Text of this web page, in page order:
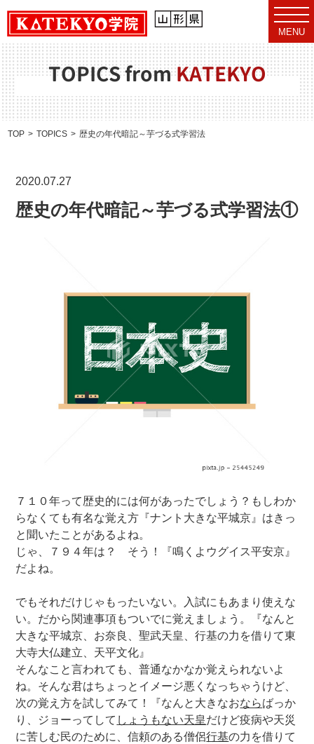
t
o
g
g
l
e
n
v
i
g
MENU
TOPICS fromKATEKYO
TOP TOPICS 歴史の年代暗記～芋づる式学習法①
2020.07.27
歴史の年代暗記～芋づる式学習法①
７１０年って歴史的には何があったでしょう？もしわか
らなくても有名な覚え方『ナント大きな平城京』はきっ
と聞いたことがあるよね。
じゃ、７９４年は？ そう！『鳴くよウグイス平安京』
だよね。
でもそれだけじゃもったいない。入試にもあまり使えな
い。だから関連事項もついでに覚えましょう。『なんと
大きな平城京、お奈良、聖武天皇、行基の力を借りて東
大寺大仏建立、天平文化』
そんなこと言われても、普通なかなか覚えられないよ
ね。そんな君はちょっとイメージ悪くなっちゃうけど、
次の覚え方を試してみて！『なんと大きなおならばっか
り、ジョーってして しょうもない天皇だけど疫病や天災
に苦しむ民のために、信頼のある僧侶行基の力を借りて